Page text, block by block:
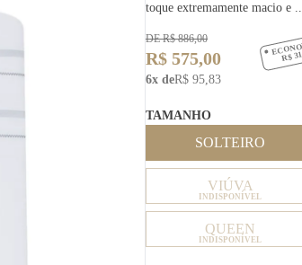
toque extremamente macio e
DE R$ 886,00
R$ 575,00
6x deR$ 95,83
R$
TAMANHO
SOLTEIRO
VIÚVA
INDISPONÍVEL
QUEEN
INDISPONÍVEL